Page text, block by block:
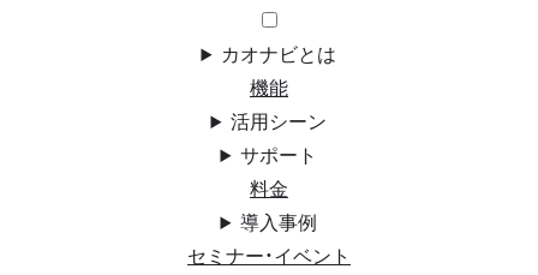
カオナビとは
機能
活用シーン
サポート
料金
導入事例
セミナー・イベント